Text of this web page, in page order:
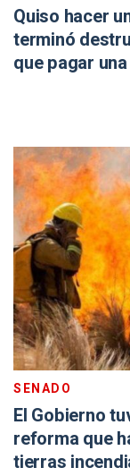
Quiso hacer
terminó
que pagar
SENADO
El Gobierno
reforma que
tierras